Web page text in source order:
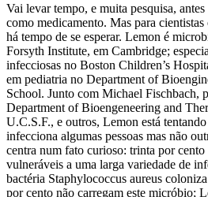
Vai levar tempo, e muita pesquisa, antes
como medicamento. Mas para
há tempo de se esperar. Lemon é
Forsyth Institute, em Cambridge;
infecciosas no Boston Children’s
em pediatria no Department of
School. Junto com Michael Fischbach,
Department of Bioengeneering and
U.C.S.F., e outros, Lemon está
infecciona algumas pessoas mas não
centra num fato curioso: trinta por cento
vulneráveis a uma larga variedade de
bactéria Staphylococcus aureus
por cento não carregam este micróbio;